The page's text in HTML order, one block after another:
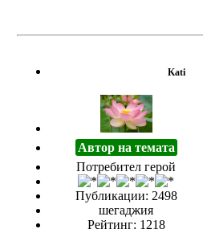
Kati
Автор на темата
Потребител герой
Публикации: 2498
шегаджия
Рейтинг: 1218